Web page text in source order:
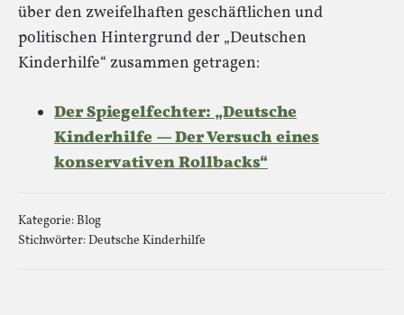
über den zweifelhaften geschäftlichen und
politischen Hintergrund der „Deutschen
Kinderhilfe“ zusammen getragen:
Der Spiegelfechter: „Deutsche
Kinderhilfe — Der Versuch eines
konservativen Rollbacks“
Kategorie:Blog
Stichwörter:Deutsche Kinderhilfe